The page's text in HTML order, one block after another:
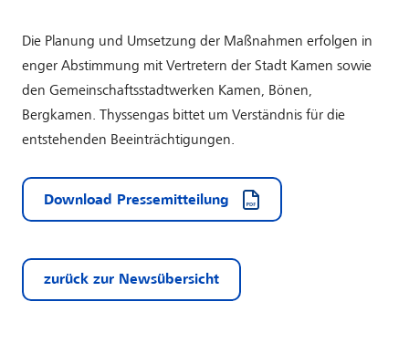
Die Planung und Umsetzung der Maßnahmen erfolgen in
enger Abstimmung mit Vertretern der Stadt Kamen sowie
den Gemeinschaftsstadtwerken Kamen, Bönen,
Bergkamen. Thyssengas bittet um Verständnis für die
entstehenden Beeinträchtigungen.
Download Pressemitteilung
zurück zur Newsübersicht